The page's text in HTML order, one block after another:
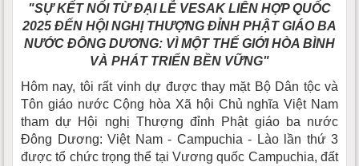
"SỰ KẾT NỐI TỪ ĐẠI LỄ VESAK LIÊN HỢP QUỐC
2025 ĐẾN HỘI NGHỊ THƯỢNG ĐỈNH PHẬT GIÁO BA
NƯỚC ĐÔNG DƯƠNG: VÌ MỘT THẾ GIỚI HÒA BÌNH
VÀ PHÁT TRIỂN BỀN VỮNG"
Hôm nay, tôi rất vinh dự được thay mặt Bộ Dân tộc và
Tôn giáo nước Cộng hòa Xã hội Chủ nghĩa Việt Nam
tham dự Hội nghị Thượng đỉnh Phật giáo ba nước
Đông Dương: Việt Nam - Campuchia - Lào lần thứ 3
được tổ chức trọng thể tại Vương quốc Campuchia, đất